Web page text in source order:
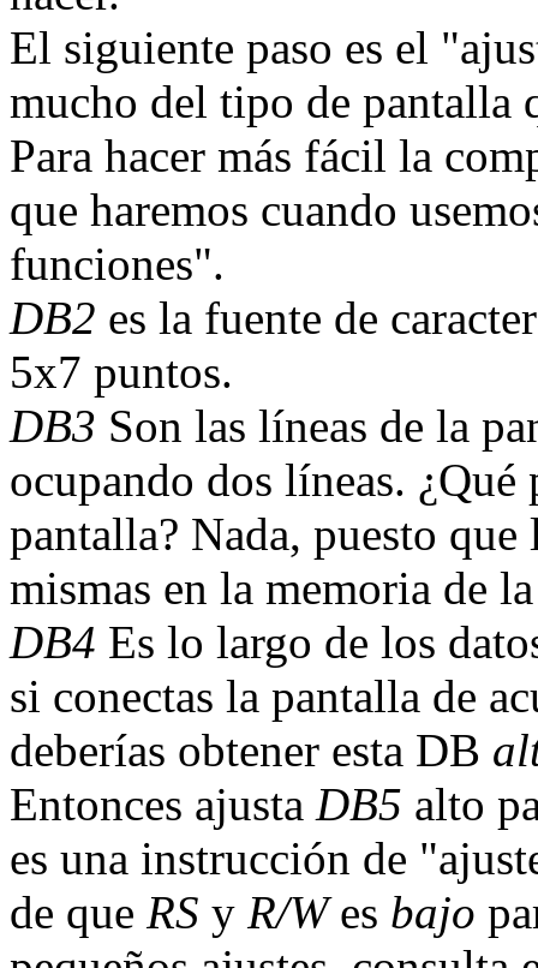
El siguiente paso es el
mucho del tipo de pantalla
Para hacer más fácil la
que haremos cuando
funciones".
DB2 es la fuente de
5x7 puntos.
DB3 Son las líneas de la
ocupando dos líneas. ¿Qué
pantalla? Nada, puesto
mismas en la memoria de
DB4 Es lo largo de los
si conectas la pantalla de
deberías obtener esta DB
Entonces ajusta DB5 alto
es una instrucción de
de que RS y R/Wes bajo